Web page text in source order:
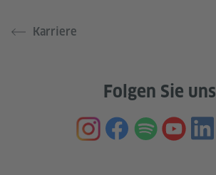
Karriere
Folgen Sie uns